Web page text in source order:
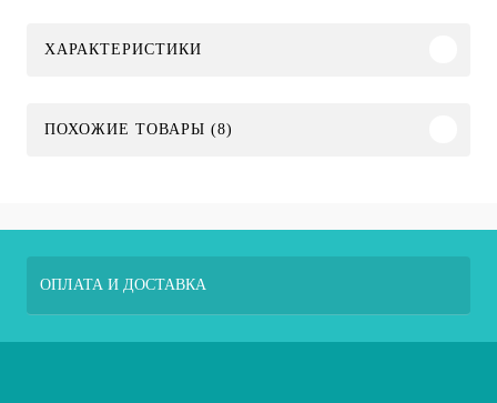
ХАРАКТЕРИСТИКИ
ПОХОЖИЕ ТОВАРЫ (8)
ОПЛАТА И ДОСТАВКА